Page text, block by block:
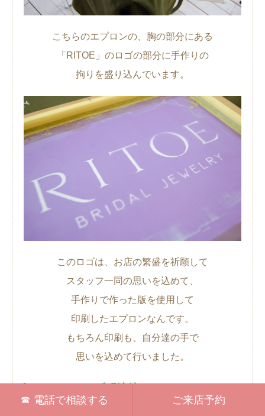
こちらのエプロンの、胸の部分にある
「RITOE」のロゴの部分に手作りの
拘りを盛り込んでいます。
このロゴは、お店の繁盛を祈願して
スタッフ一同の思いを込めて、
手作りで作った版を使用して
印刷したエプロンなんです。
もちろん印刷も、自分達の手で
思いを込めて行いました。
～印刷方法について～
電話で相談する ご来店予約